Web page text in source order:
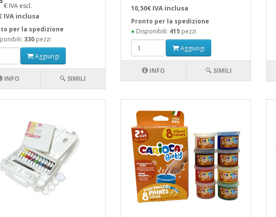
€ IVA escl.
IVA inclusa
per la spedizione
330pezzi
Aggiungi
INFO 🔍 SIMILI
10,50€ IVA inclusa
Pronto per la spedizione
●Disponibili: 415pezzi
Aggiungi
INFO 🔍 SIMILI